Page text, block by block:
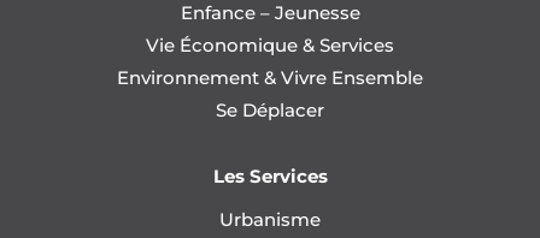
Enfance – Jeunesse
Vie Économique & Services
Environnement & Vivre Ensemble
Se Déplacer
Les Services
Urbanisme